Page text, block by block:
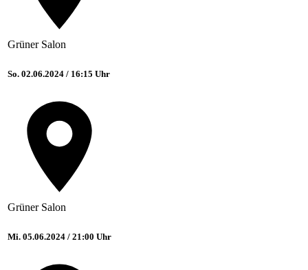
Grüner Salon
So. 02.06.2024 / 16:15 Uhr
Grüner Salon
Mi. 05.06.2024 / 21:00 Uhr